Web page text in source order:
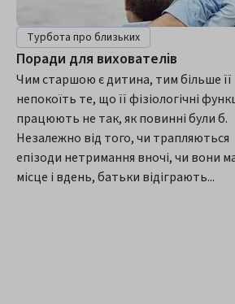
Турбота про близьких
Поради для вихователів
Чим старшою є дитина, тим більше її
непокоїть те, що її фізіологічні
працюють не так, як повинні були б.
Незалежно від того, чи трапляються
епізоди нетримання вночі, чи вони
місце і вдень, батьки відіграють...